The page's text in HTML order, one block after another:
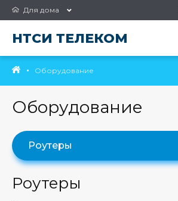
Для дома
НТСИ ТЕЛЕКОМ
Оборудование
Оборудование
Роутеры
Роутеры